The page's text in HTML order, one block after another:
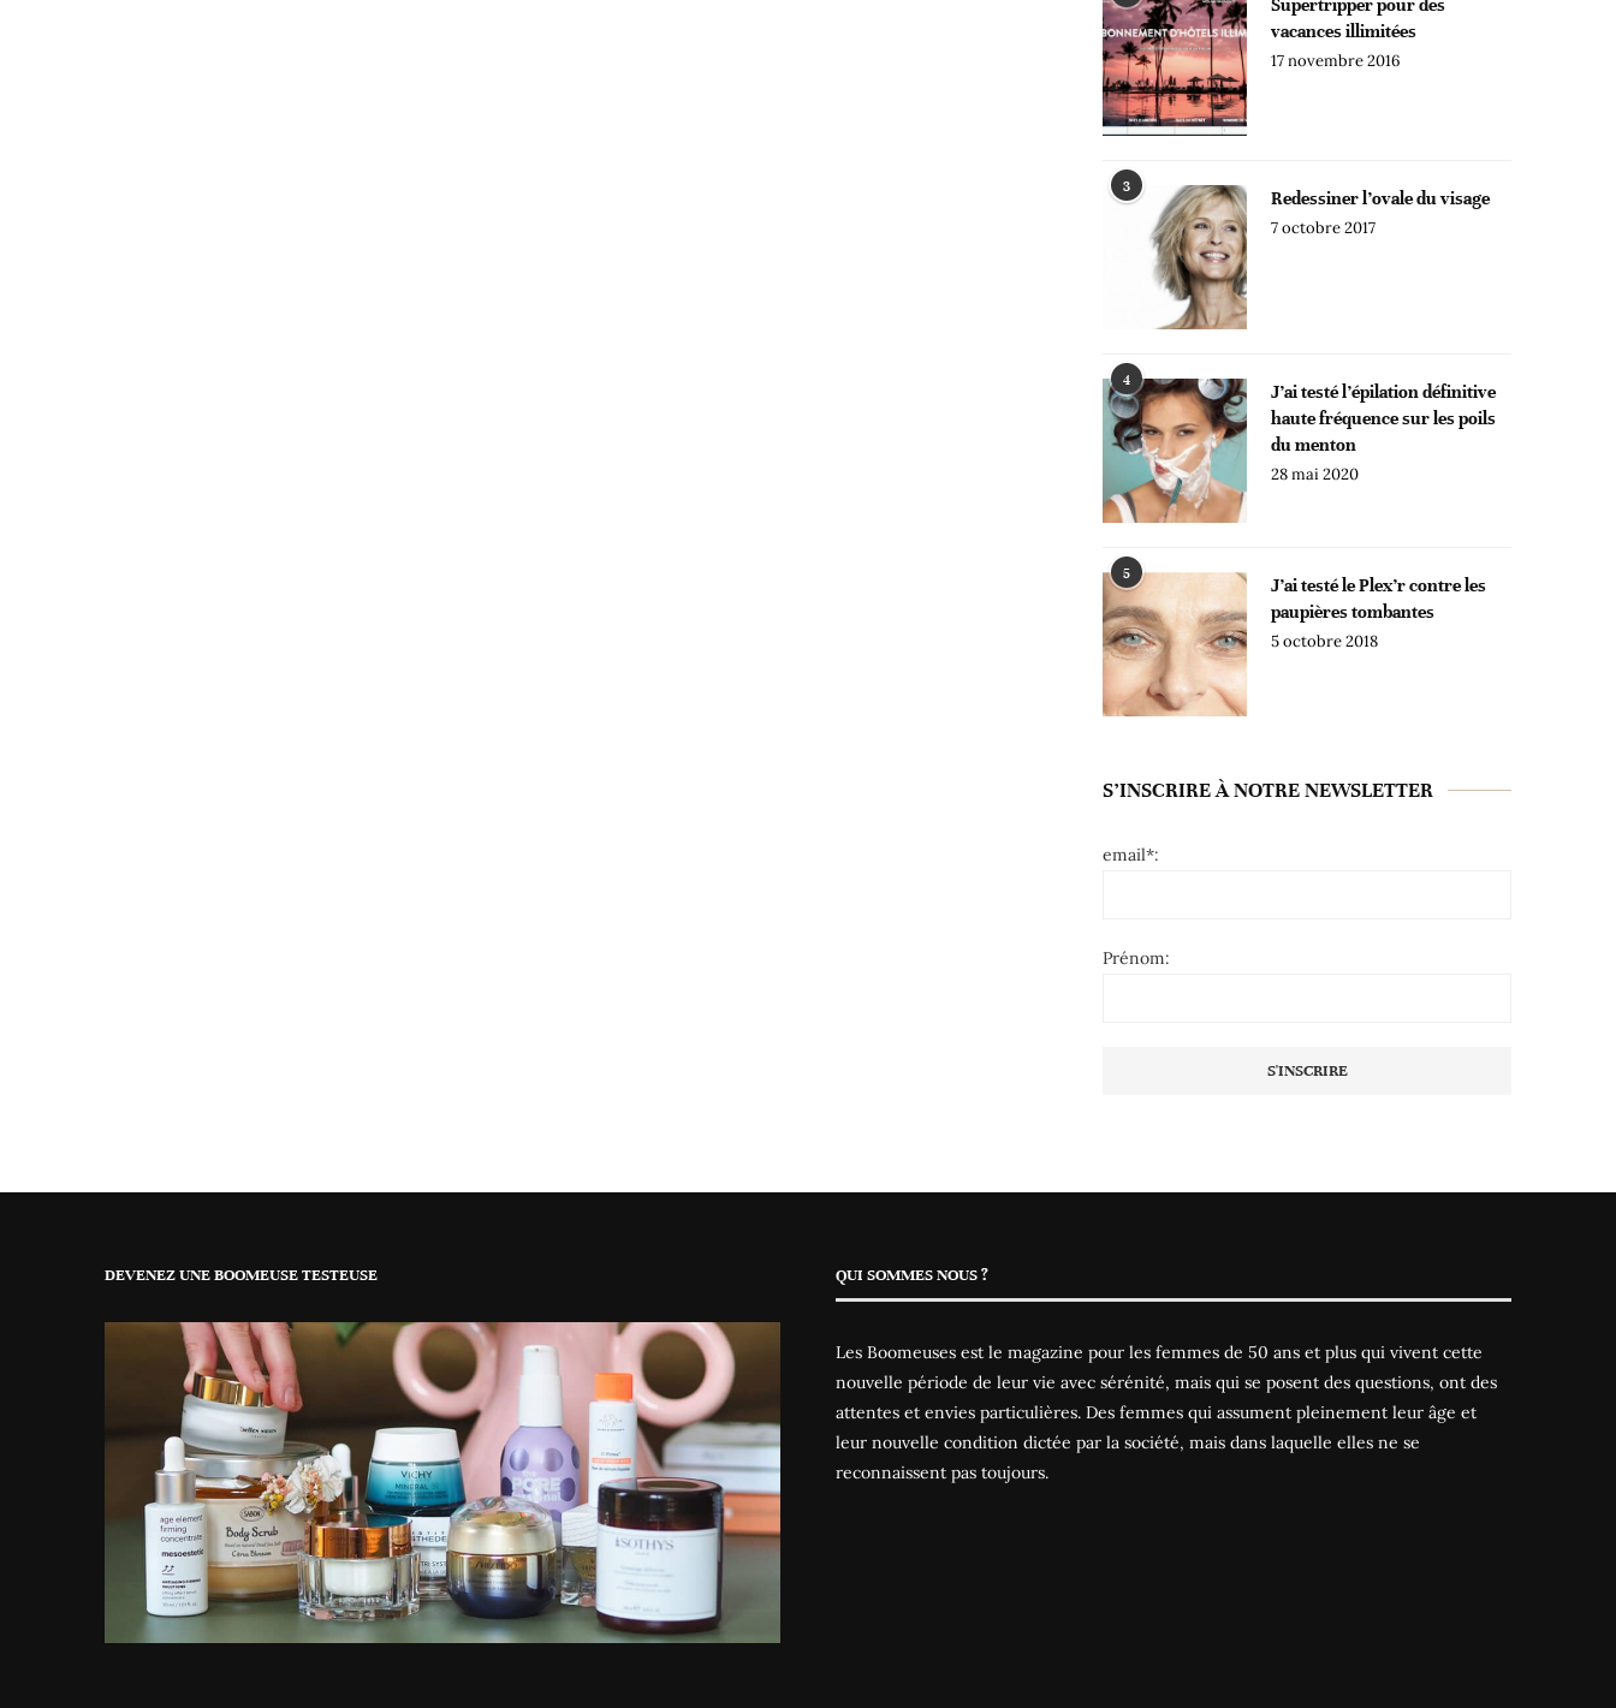
vacances illimitées
17 novembre 2016
3
Redessiner l’ovale du visage
7 octobre 2017
4
J’ai testé l’épilation définitive
haute fréquence sur les poils
du menton
28 mai 2020
5
J’ai testé le Plex’r contre les
paupières tombantes
5 octobre 2018
S’INSCRIRE À NOTRE NEWSLETTER
email*:
Prénom:
DEVENEZ UNE BOOMEUSE TESTEUSE QUI SOMMES NOUS ?
Les Boomeuses est le magazine pour les femmes de 50 ans et plus qui vivent cette
nouvelle période de leur vie avec sérénité, mais qui se posent des questions, ont des
attentes et envies particulières. Des femmes qui assument pleinement leur âge et
leur nouvelle condition dictée par la société, mais dans laquelle elles ne se
reconnaissent pas toujours.